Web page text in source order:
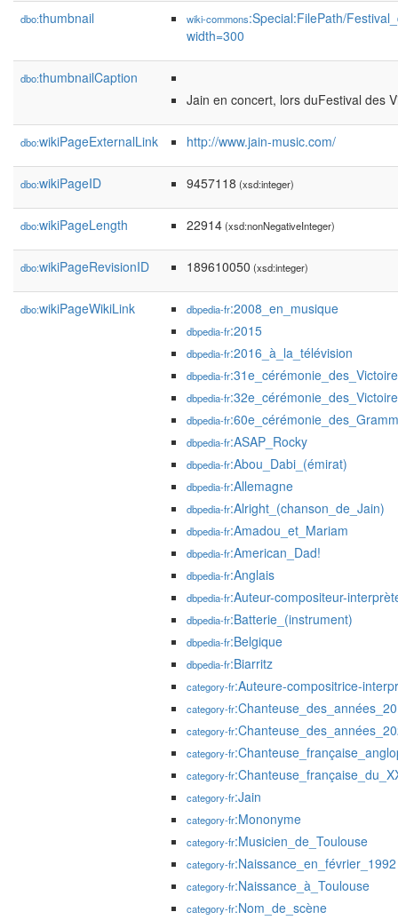
dbo:thumbnail wiki-commons:Special:FilePath/
width=300
dbo:thumbnailCaption
Jain en concert, lors duFestival des
dbo:wikiPageExternalLink http://www.jain-music.com/
dbo:wikiPageID 9457118 (xsd:integer)
dbo:wikiPageLength 22914(xsd:nonNegativeInteger)
dbo:wikiPageRevisionID 189610050 (xsd:integer)
dbo:wikiPageWikiLink dbpedia-fr:2008_en_musique
dbpedia-fr:2015
dbpedia-fr:2016_à_la_télévision
dbpedia-fr
dbpedia-fr
dbpedia-fr
dbpedia-fr:ASAP_Rocky
dbpedia-fr:Abou_Dabi_(émirat)
dbpedia-fr:Allemagne
dbpedia-fr:Alright_(chanson_de_Jain)
dbpedia-fr:Amadou_et_Mariam
dbpedia-fr:American_Dad!
dbpedia-fr:Anglais
dbpedia-fr:Auteur-compositeur-
dbpedia-fr:Batterie_(instrument)
dbpedia-fr:Belgique
dbpedia-fr:Biarritz
category-fr:Auteure-compositrice-
category-fr
category-fr
category-fr
category-fr
category-fr:Jain
category-fr:Mononyme
category-fr:Musicien_de_Toulouse
category-fr:Naissance_en_février_1992
category-fr:Naissance_à_Toulouse
category-fr:Nom_de_scène